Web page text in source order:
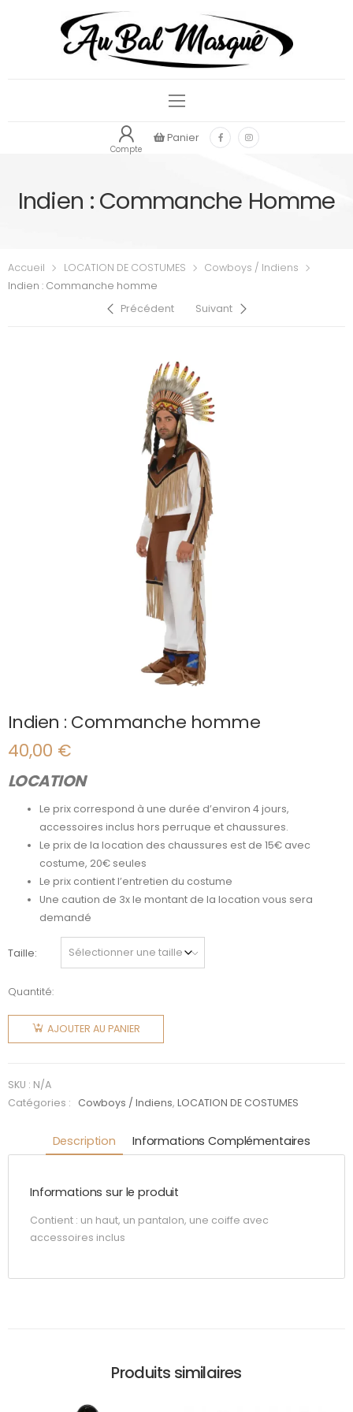
Compte
Panier
Indien : Commanche Homme
Accueil LOCATION DE COSTUMES
Cowboys / Indiens
Indien : Commanche homme
Précédent
Suivant
Indien : Commanche homme
40,00 €
LOCATION
Le prix correspond à une durée d’environ 4 jours,
accessoires inclus hors perruque et chaussures.
Le prix de la location des chaussures est de 15€ avec
costume, 20€ seules
Le prix contient l’entretien du costume
Une caution de 3x le montant de la location vous sera
demandé
Taille
Quantité:
quantité
de Indien
:
homme
AJOUTER AU PANIER
SKU : N/A
Catégories :
Cowboys / Indiens,LOCATION DE COSTUMES
Description Informations Complémentaires
Informations sur le produit
Contient : un haut, un pantalon, une coiffe avec
accessoires inclus
Produits similaires